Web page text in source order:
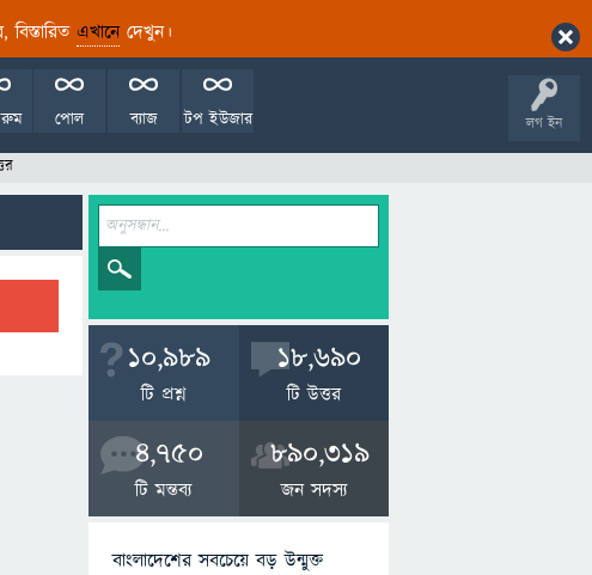
এখানেদেখুন।
লগ ইন
টপ ইউজার
ব্যাজ
পোল
রুম
10,989
টি প্রশ্ন
18,690
টি উত্তর
4,750
টি মন্তব্য
890,319
জন সদস্য
বাংলাদেশের সবচেয়ে বড় উন্মুক্ত